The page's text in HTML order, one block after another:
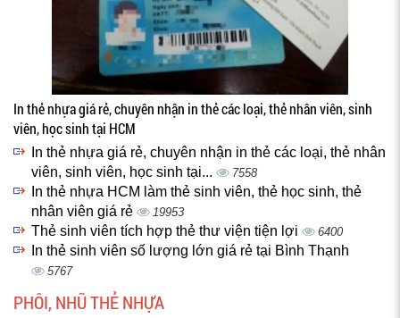
In thẻ nhựa giá rẻ, chuyên nhận in thẻ các loại, thẻ nhân viên, sinh
viên, học sinh tại HCM
In thẻ nhựa giá rẻ, chuyên nhận in thẻ các loại, thẻ nhân
viên, sinh viên, học sinh tại...
7558
In thẻ nhựa HCM làm thẻ sinh viên, thẻ học sinh, thẻ
nhân viên giá rẻ
19953
Thẻ sinh viên tích hợp thẻ thư viện tiện lợi 6400
In thẻ sinh viên số lượng lớn giá rẻ tại Bình Thạnh
5767
PHÔI, NHŨ THẺ NHỰA